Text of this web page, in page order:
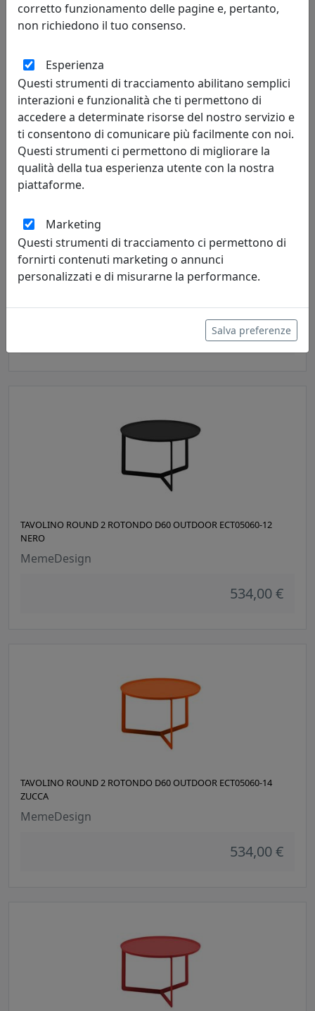
TAVOLINO ROUND 2 ROTONDO D60 OUTDOOR ECT05060-07
FANGO
534,00 €
TAVOLINO ROUND 2 ROTONDO D60 OUTDOOR ECT05060-10
PETROLIO
534,00 €
TAVOLINO ROUND 2 ROTONDO D60 OUTDOOR ECT05060-12
NERO
MemeDesign
534,00 €
TAVOLINO ROUND 2 ROTONDO D60 OUTDOOR ECT05060-14
ZUCCA
MemeDesign
534,00 €
corretto funzionamento delle pagine e, pertanto,
non richiedono il tuo consenso.
Esperienza
Questi strumenti di tracciamento abilitano semplici
interazioni e funzionalità che ti permettono di
accedere a determinate risorse del nostro servizio e
ti consentono di comunicare più facilmente con noi.
Questi strumenti ci permettono di migliorare la
qualità della tua esperienza utente con la nostra
piattaforme.
Marketing
Questi strumenti di tracciamento ci permettono di
fornirti contenuti marketing o annunci
personalizzati e di misurarne la performance.
Salva preferenze